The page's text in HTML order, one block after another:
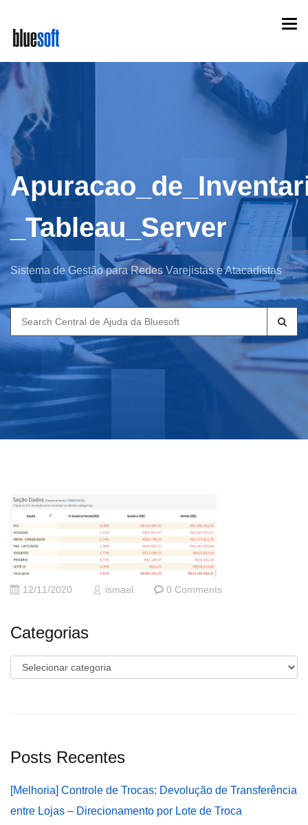
main
content
_Tableau_Server
Sistema de Gestão para Redes Varejistas e Atacadistas
Search
for:
12/11/2020 ismael 0 Comments
Categorias
Categorias
Posts Recentes
[Melhoria] Controle de Trocas: Devolução de Transferência
entre Lojas – Direcionamento por Lote de Troca